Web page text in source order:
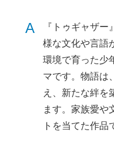
A
『トゥギャザ
様な文化や言語
環境で育った少
マです。物語は
え、新たな絆を
ます。家族愛や
トを当てた作品